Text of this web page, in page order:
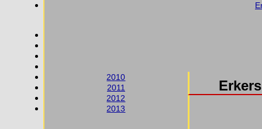
2010
2011
2012
2013